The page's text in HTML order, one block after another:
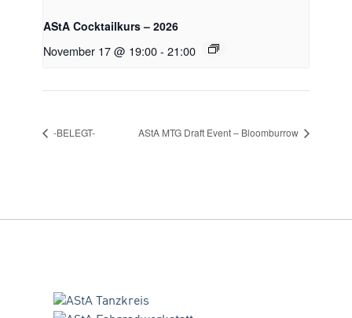
AStA Cocktailkurs – 2026
November 17 @ 19:00- 21:00
-BELEGT- AStA MTG Draft Event – Bloomburrow